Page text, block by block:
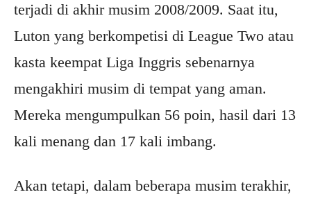
terjadi di akhir musim 2008/2009. Saat itu,
Luton yang berkompetisi di League Two atau
kasta keempat Liga Inggris sebenarnya
mengakhiri musim di tempat yang aman.
Mereka mengumpulkan 56 poin, hasil dari 13
kali menang dan 17 kali imbang.
Akan tetapi, dalam beberapa musim terakhir,